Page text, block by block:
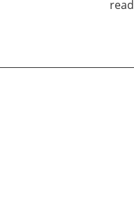
read